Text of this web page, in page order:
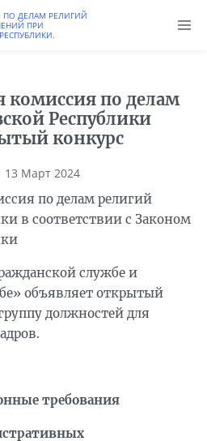
Старая версия
ПО ДЕЛАМ РЕЛИГИЙ
ПРИ
комиссия по делам
Республики
конкурс
13 Март 2024
по делам религий
в соответствии с Законом
службе и
объявляет открытый
должностей для
требования